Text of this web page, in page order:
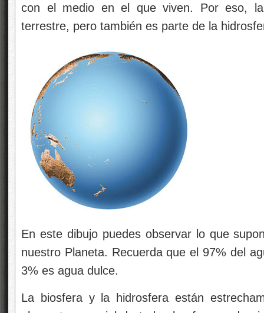
con el medio en el que viven. Por eso,
terrestre, pero también es parte de la
En este dibujo puedes observar lo que
nuestro Planeta. Recuerda que el 97% del
3% es agua dulce.
La biosfera y la hidrosfera están